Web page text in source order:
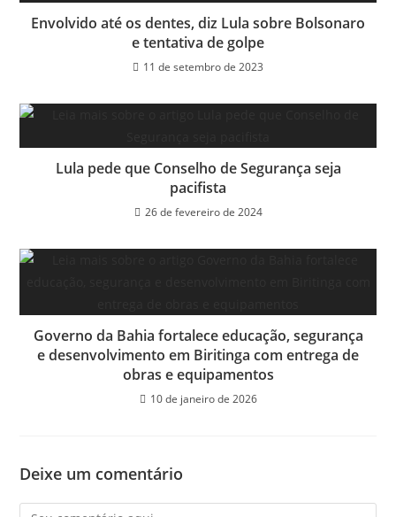
Envolvido até os dentes, diz Lula sobre Bolsonaro
e tentativa de golpe
11 de setembro de 2023
Lula pede que Conselho de Segurança seja
pacifista
26 de fevereiro de 2024
Governo da Bahia fortalece educação, segurança
e desenvolvimento em Biritinga com entrega de
obras e equipamentos
10 de janeiro de 2026
Deixe um comentário